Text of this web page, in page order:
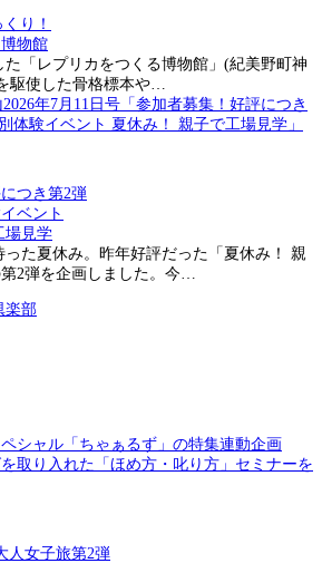
り！
物館
た「レプリカをつくる博物館」(紀美野町神
駆使した骨格標本や…
つき第2弾
ベント
場見学
った夏休み。昨年好評だった「夏休み！ 親
2弾を企画しました。今…
シャル「ちゃぁるず」の特集連動企画
取り入れた「ほめ方・叱り方」セミナーを
人女子旅第2弾